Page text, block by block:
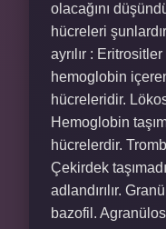
olacağını
hücreleri
ayrılır :
hemoglobin
hücreleridir.
Hemoglobin
hücrelerdir.
Çekirdek
adlandırılır.
bazofil.